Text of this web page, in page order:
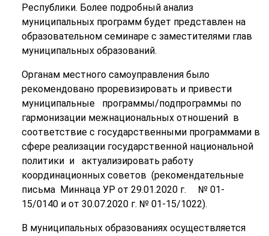
Республики. Более подробный анализ
муниципальных программ будет представлен на
образовательном семинаре с заместителями глав
муниципальных образований.
Органам местного самоуправления было
рекомендовано проревизировать и привести
муниципальные программы/подпрограммы по
гармонизации межнациональных отношений в
соответствие с государственными программами в
сфере реализации государственной национальной
политики и актуализировать работу
координационных советов (рекомендательные
письма Миннаца УР от 29.01.2020 г. № 01-
15/0140 и от 30.07.2020 г. № 01-15/1022).
В муниципальных образованиях осуществляется